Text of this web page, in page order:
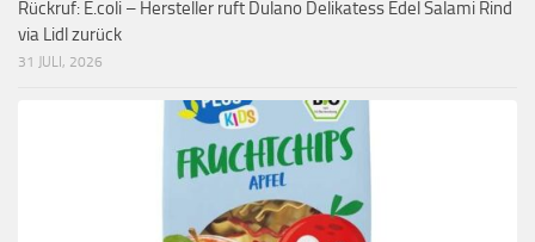
Rückruf: E.coli – Hersteller ruft Dulano Delikatess Edel Salami Rind
via Lidl zurück
31 JULI, 2026